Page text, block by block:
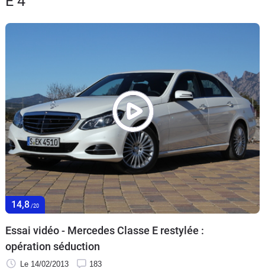
Utilitaires
Flottes
Auto
Services
Forum
Moto
Marques
14,8 /20
Essai vidéo - Mercedes Classe E restylée :
opération séduction
Le 14/02/2013 183